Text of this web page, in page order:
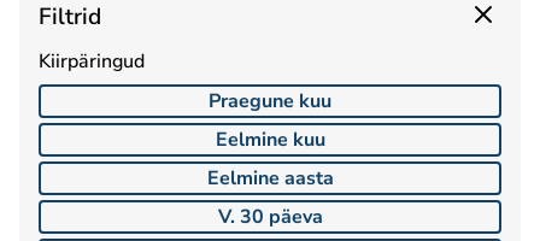
Filtrid
Kiirpäringud
Praegune kuu
Eelmine kuu
Eelmine aasta
V. 30 päeva